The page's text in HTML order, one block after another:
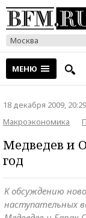
Москва
МЕНЮ
18 декабря 2009, 20:29
Макроэкономика
Медведев и
год
К обсуждению
наступательных